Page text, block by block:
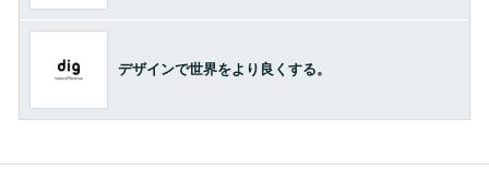
デザインで世界をより良くする。